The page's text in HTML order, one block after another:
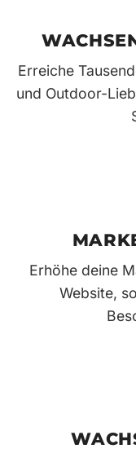
Erreiche
und Outdoor-
Erhöhe deine
Website,